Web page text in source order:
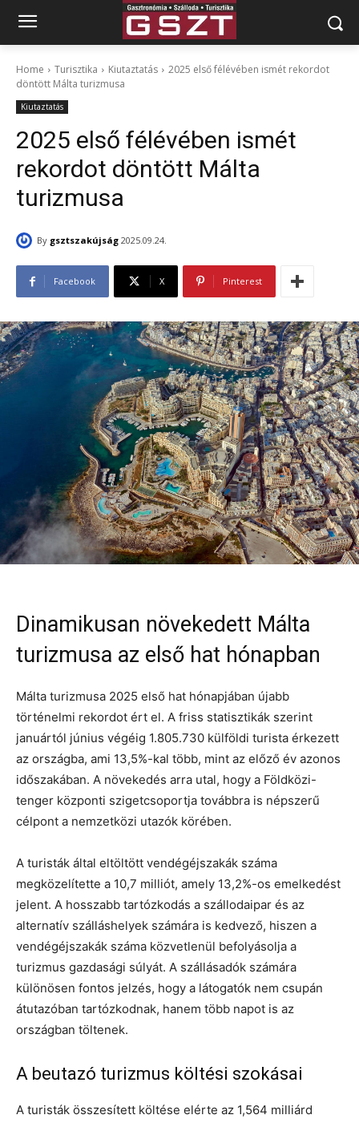
Home Turisztika Kiutaztatás
2025 első félévében ismét rekordot
döntött Málta turizmusa
Kiutaztatás
2025 első félévében ismét
rekordot döntött Málta
turizmusa
By gsztszakújság 2025.09.24.
Facebook X Pinterest
Dinamikusan növekedett Málta
turizmusa az első hat hónapban
Málta turizmusa 2025 első hat hónapjában újabb
történelmi rekordot ért el. A friss statisztikák szerint
januártól június végéig 1.805.730 külföldi turista érkezett
az országba, ami 13,5%-kal több, mint az előző év azonos
időszakában. A növekedés arra utal, hogy a Földközi-
tenger központi szigetcsoportja továbbra is népszerű
célpont a nemzetközi utazók körében.
A turisták által eltöltött vendégéjszakák száma
megközelítette a 10,7 milliót, amely 13,2%-os emelkedést
jelent. A hosszabb tartózkodás a szállodaipar és az
alternatív szálláshelyek számára is kedvező, hiszen a
vendégéjszakák száma közvetlenül befolyásolja a
turizmus gazdasági súlyát. A szállásadók számára
különösen fontos jelzés, hogy a látogatók nem csupán
átutazóban tartózkodnak, hanem több napot is az
országban töltenek.
A beutazó turizmus költési szokásai
A turisták összesített költése elérte az 1,564 milliárd